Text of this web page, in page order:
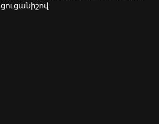
ցուցանիշով